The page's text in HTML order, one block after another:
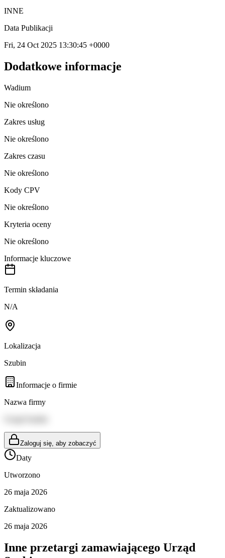
INNE
Data Publikacji
Fri, 24 Oct 2025 13:30:45 +0000
Dodatkowe informacje
Wadium
Nie określono
Zakres usług
Nie określono
Zakres czasu
Nie określono
Kody CPV
Nie określono
Kryteria oceny
Nie określono
Informacje kluczowe
Termin składania
N/A
Lokalizacja
Szubin
Informacje o firmie
Nazwa firmy
Zaloguj się, aby zobaczyć
Daty
Utworzono
26 maja 2026
Zaktualizowano
26 maja 2026
Inne przetargi zamawiającego Urząd